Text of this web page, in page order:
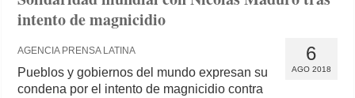
intento de magnicidio
6
AGO 2018
AGENCIA PRENSA LATINA
Pueblos y gobiernos del mundo expresan su
condena por el intento de magnicidio contra